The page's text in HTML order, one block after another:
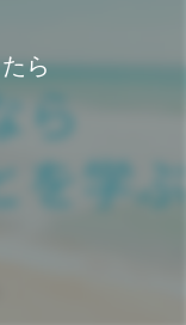
ら